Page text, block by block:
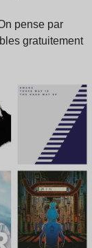
pense par
gratuitement